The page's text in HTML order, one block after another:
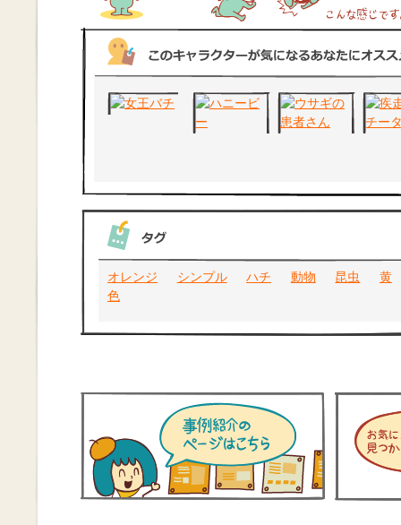
オレンジ シンプル ハチ 動物 昆虫
黄
色